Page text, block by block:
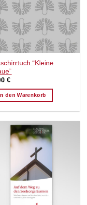
“Kleine
€
den Warenkorb